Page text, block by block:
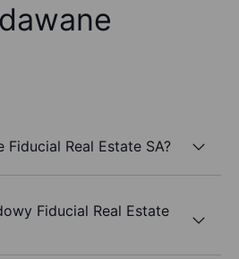
Real Estate SA?
Fiducial Real Estate